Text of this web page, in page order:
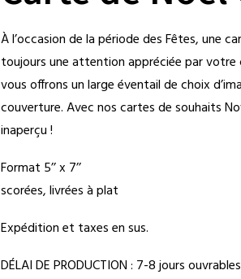
À l’occasion de la période des Fêtes, une
toujours une attention appréciée par
vous offrons un large éventail de choix
couverture. Avec nos cartes de souhaits
inaperçu !
Format 5’’ x 7’’
scorées, livrées à plat
Expédition et taxes en sus.
DÉLAI DE PRODUCTION : 7-8 jours